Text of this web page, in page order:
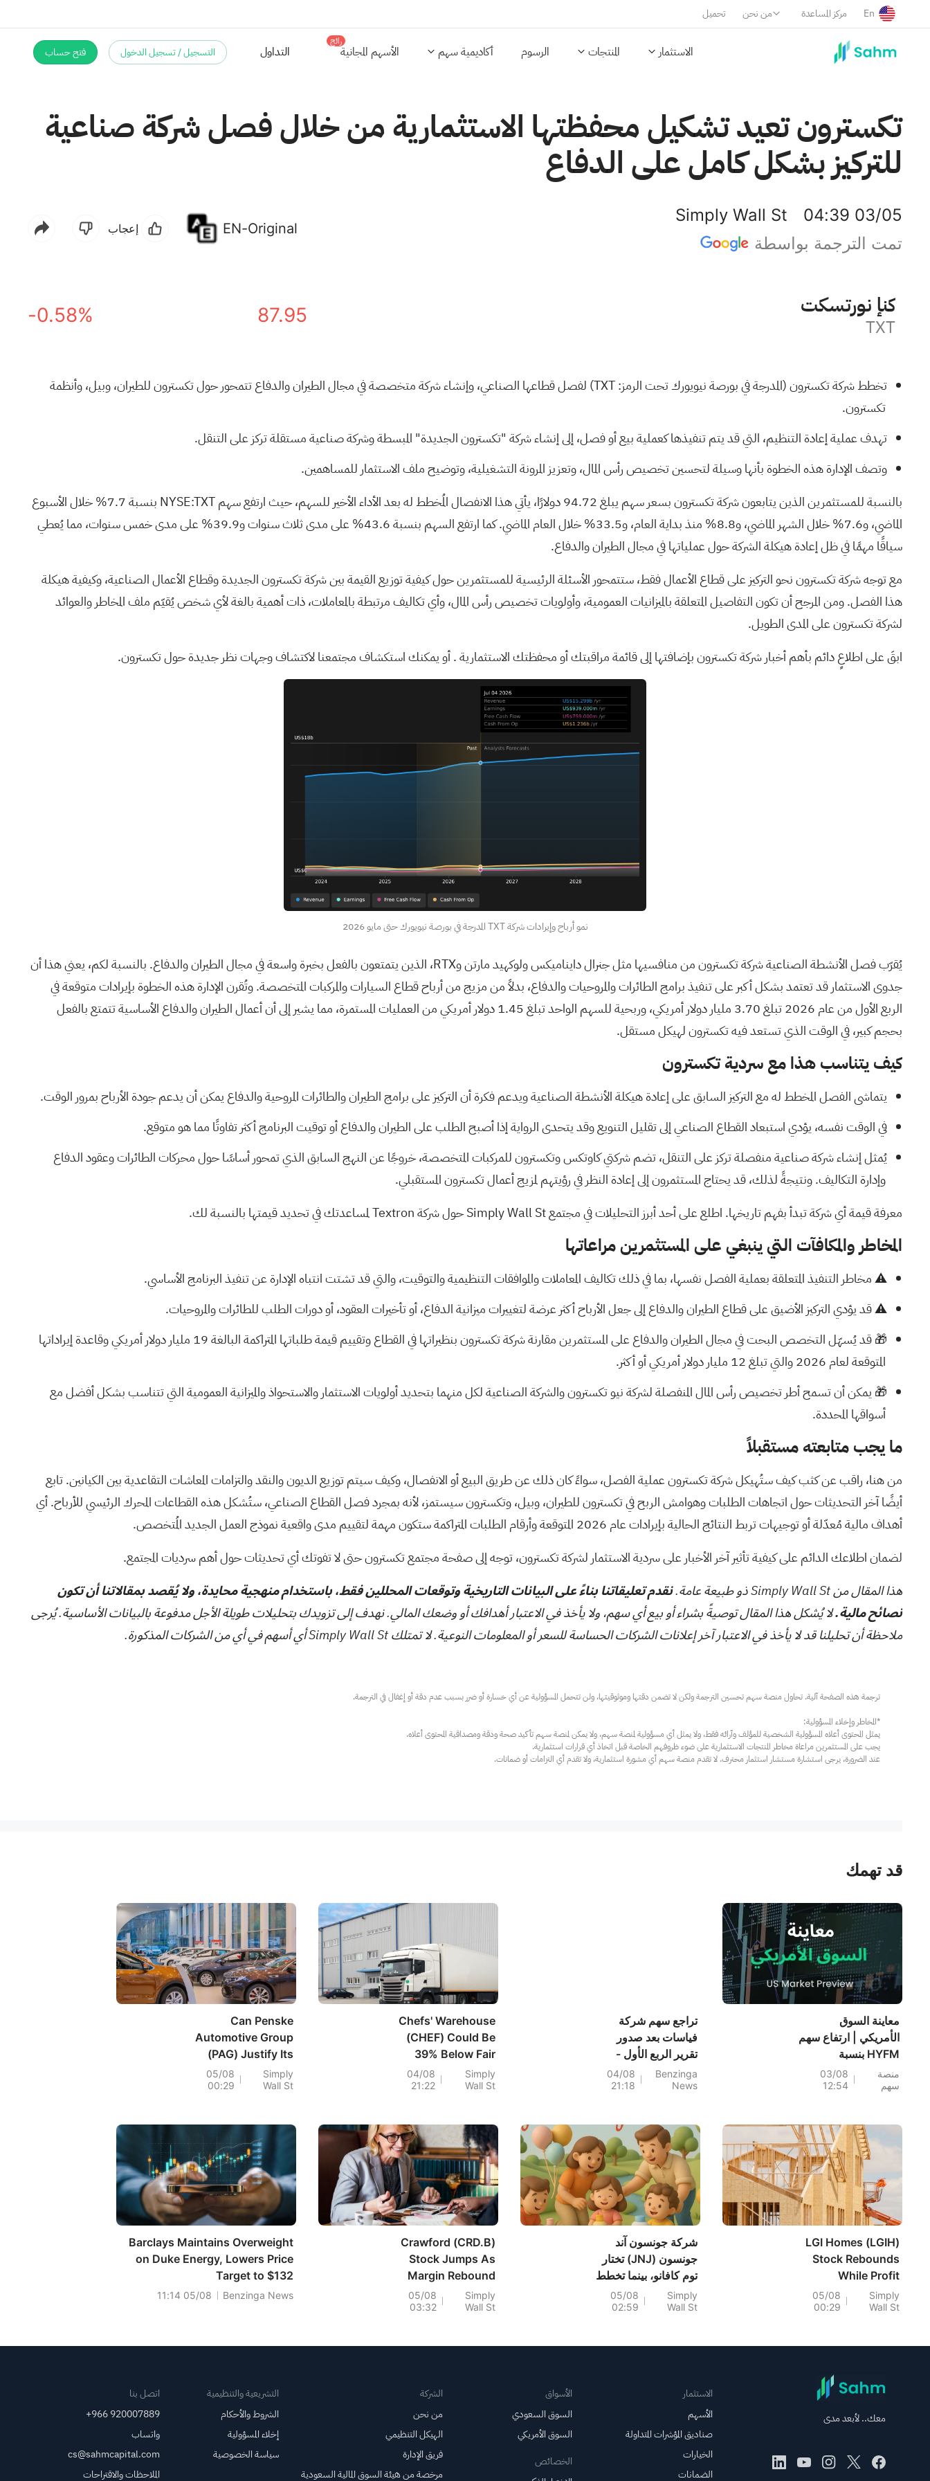
تحميل من نحن مركز المساعدة En
الاستثمار المنتجات الرسوم أكاديمية سهم الأسهم المجانية
رائج
التسجيل / تسجيل الدخول فتح حساب
تكسترون تعيد تشكيل محفظتها الاستثمارية من خلال فصل شركة صناعية
للتركيز بشكل كامل على الدفاع
Simply Wall St
04:39 03/05
تمت الترجمة بواسطة
EN-Original إعجاب
تكسترون إنك
TXT
87.95
-0.58%
تخطط شركة تكسترون (المدرجة في بورصة نيويورك تحت الرمز: TXT) لفصل قطاعها الصناعي، وإنشاء شركة متخصصة في مجال الطيران والدفاع تتمحور حول تكسترون للطيران، وبيل، وأنظمة
تكسترون.
تهدف عملية إعادة التنظيم، التي قد يتم تنفيذها كعملية بيع أو فصل، إلى إنشاء شركة "تكسترون الجديدة" المبسطة وشركة صناعية مستقلة تركز على التنقل.
وتصف الإدارة هذه الخطوة بأنها وسيلة لتحسين تخصيص رأس المال، وتعزيز المرونة التشغيلية، وتوضيح ملف الاستثمار للمساهمين.
بالنسبة للمستثمرين الذين يتابعون شركة تكسترون بسعر سهم يبلغ 94.72 دولارًا، يأتي هذا الانفصال المُخطط له بعد الأداء الأخير للسهم، حيث ارتفع سهم NYSE:TXT بنسبة 7.7% خلال الأسبوع
الماضي، و7.6% خلال الشهر الماضي، و8.8% منذ بداية العام، و33.5% خلال العام الماضي. كما ارتفع السهم بنسبة 43.6% على مدى ثلاث سنوات و39.9% على مدى خمس سنوات، مما يُعطي
سياقًا مهمًا في ظل إعادة هيكلة الشركة حول عملياتها في مجال الطيران والدفاع.
مع توجه شركة تكسترون نحو التركيز على قطاع الأعمال فقط، ستتمحور الأسئلة الرئيسية للمستثمرين حول كيفية توزيع القيمة بين شركة تكسترون الجديدة وقطاع الأعمال الصناعية، وكيفية هيكلة
هذا الفصل. ومن المرجح أن تكون التفاصيل المتعلقة بالميزانيات العمومية، وأولويات تخصيص رأس المال، وأي تكاليف مرتبطة بالمعاملات، ذات أهمية بالغة لأي شخص يُقيّم ملف المخاطر والعوائد
لشركة تكسترون على المدى الطويل.
ابقَ على اطلاعٍ دائم بأهم أخبار شركةتكسترونبإضافتها إلىقائمة مراقبتكأومحفظتك الاستثمارية. أو يمكنك استكشافمجتمعنالاكتشاف وجهات نظر جديدة حول تكسترون.
نمو أرباح وإيرادات شركة TXT المدرجة في بورصة نيويورك حتى مايو 2026
يُقرّب فصل الأنشطة الصناعية شركة تكسترون من منافسيها مثل جنرال دايناميكس ولوكهيد مارتن وRTX، الذين يتمتعون بالفعل بخبرة واسعة في مجال الطيران والدفاع. بالنسبة لكم، يعني هذا أن
جدوى الاستثمار قد تعتمد بشكل أكبر على تنفيذ برامج الطائرات والمروحيات والدفاع، بدلاً من مزيج من أرباح قطاع السيارات والمركبات المتخصصة. وتُقرن الإدارة هذه الخطوة بإيرادات متوقعة في
الربع الأول من عام 2026 تبلغ 3.70 مليار دولار أمريكي، وربحية للسهم الواحد تبلغ 1.45 دولار أمريكي من العمليات المستمرة، مما يشير إلى أن أعمال الطيران والدفاع الأساسية تتمتع بالفعل
بحجم كبير، في الوقت الذي تستعد فيه تكسترون لهيكل مستقل.
كيف يتناسب هذا مع سردية تكسترون
يتماشى الفصل المخطط له مع التركيز السابق على إعادة هيكلة الأنشطة الصناعية ويدعم فكرة أن التركيز على برامج الطيران والطائرات المروحية والدفاع يمكن أن يدعم جودة الأرباح بمرور الوقت.
في الوقت نفسه، يؤدي استبعاد القطاع الصناعي إلى تقليل التنويع وقد يتحدى الرواية إذا أصبح الطلب على الطيران والدفاع أو توقيت البرنامج أكثر تفاوتًا مما هو متوقع.
يُمثل إنشاء شركة صناعية منفصلة تركز على التنقل، تضم شركتي كاوتكس وتكسترون للمركبات المتخصصة، خروجًا عن النهج السابق الذي تمحور أساسًا حول محركات الطائرات وعقود الدفاع
وإدارة التكاليف. ونتيجةً لذلك، قد يحتاج المستثمرون إلى إعادة النظر في رؤيتهم لمزيج أعمال تكسترون المستقبلي.
معرفة قيمة أي شركة تبدأ بفهم تاريخها. اطلع على أحد أبرز التحليلات في مجتمع Simply Wall St حول شركة Textron لمساعدتك في تحديد قيمتها بالنسبة لك.
المخاطر والمكافآت التي ينبغي على المستثمرين مراعاتها
⚠️ مخاطر التنفيذ المتعلقة بعملية الفصل نفسها، بما في ذلك تكاليف المعاملات والموافقات التنظيمية والتوقيت، والتي قد تشتت انتباه الإدارة عن تنفيذ البرنامج الأساسي.
⚠️ قد يؤدي التركيز الأضيق على قطاع الطيران والدفاع إلى جعل الأرباح أكثر عرضة لتغييرات ميزانية الدفاع، أو تأخيرات العقود، أو دورات الطلب للطائرات والمروحيات.
🎁 قد يُسهّل التخصص البحت في مجال الطيران والدفاع على المستثمرين مقارنة شركة تكسترون بنظيراتها في القطاع وتقييم قيمة طلباتها المتراكمة البالغة 19 مليار دولار أمريكي وقاعدة إيراداتها
المتوقعة لعام 2026 والتي تبلغ 12 مليار دولار أمريكي أو أكثر.
🎁 يمكن أن تسمح أطر تخصيص رأس المال المنفصلة لشركة نيو تكسترون والشركة الصناعية لكل منهما بتحديد أولويات الاستثمار والاستحواذ والميزانية العمومية التي تتناسب بشكل أفضل مع
أسواقها المحددة.
ما يجب متابعته مستقبلاً
من هنا، راقب عن كثب كيف ستُهيكل شركة تكسترون عملية الفصل، سواءً كان ذلك عن طريق البيع أو الانفصال، وكيف سيتم توزيع الديون والنقد والتزامات المعاشات التقاعدية بين الكيانين. تابع
أيضًا آخر التحديثات حول اتجاهات الطلبات وهوامش الربح في تكسترون للطيران، وبيل، وتكسترون سيستمز، لأنه بمجرد فصل القطاع الصناعي، ستُشكل هذه القطاعات المحرك الرئيسي للأرباح. أي
أهداف مالية مُعدّلة أو توجيهات تربط النتائج الحالية بإيرادات عام 2026 المتوقعة وأرقام الطلبات المتراكمة ستكون مهمة لتقييم مدى واقعية نموذج العمل الجديد المُتخصص.
لضمان اطلاعك الدائم على كيفية تأثير آخر الأخبار على سردية الاستثمار لشركة تكسترون، توجه إلىصفحة مجتمع تكسترونحتى لا تفوتك أي تحديثات حول أهم سرديات المجتمع.
هذا المقال من Simply Wall St ذو طبيعة عامة.
نقدم تعليقاتنا بناءً على البيانات التاريخية وتوقعات المحللين فقط، باستخدام منهجية محايدة، ولا يُقصد بمقالاتنا أن تكون
نصائح مالية.لا يُشكل هذا المقال توصيةً بشراء أو بيع أي سهم، ولا يأخذ في الاعتبار أهدافك أو وضعك المالي. نهدف إلى تزويدك بتحليلات طويلة الأجل مدفوعة بالبيانات الأساسية. يُرجى
ملاحظة أن تحليلنا قد لا يأخذ في الاعتبار آخر إعلانات الشركات الحساسة للسعر أو المعلومات النوعية. لا تمتلك Simply Wall St أي أسهم في أي من الشركات المذكورة.
عند الضرورة، يرجى استشارة مستشار استثمار محترف. لا تقدم منصة سهم أي مشورة استثمارية، ولا تقدم أي التزامات أو ضمانات.
قد تهمك
معاينة السوق
الأمريكي | ارتفاع سهم
HYFM بنسبة
525.9%؛ تدخل
الولايات المتحدة
الفيدرالي: تباطؤ
التضخم؛ أرباح بالانتير
بعد الإغلاق
منصة
سهم
03/08
12:54
تراجع سهم شركة
فياسات بعد صدور
تقرير الربع الأول -
إليكم السبب
Benzinga
News
04/08
21:18
Chefs' Warehouse
(CHEF) Could Be
39% Below Fair
Value After Strong
Earnings Guidance
Simply
Wall St
04/08
21:22
Can Penske
Automotive Group
(PAG) Justify Its
Price On Mixed
Earnings And
Simply
Wall St
05/08
00:29
LGI Homes (LGIH)
Stock Rebounds
While Profit
Margins Stay
Compressed
Simply
Wall St
05/08
00:29
شركة جونسون آند
جونسون (JNJ) تختار
توم كافانو، بينما تخطط
جينيفر تاوبرت للتقاعد
في عام 2026.
Simply
Wall St
05/08
02:59
Crawford (CRD.B)
Stock Jumps As
Margin Rebound
Lifts Profit Outlook
Simply
Wall St
05/08
03:32
Barclays Maintains Overweight
on Duke Energy, Lowers Price
Target to $132
Benzinga News
05/08 11:14
معك.. لأبعد مدى
الاستثمار
الأسهم
صناديق المؤشرات المتداولة
الخيارات
الضمانات
الأسواق
السوق السعودي
السوق الأمريكي
الخصائص
الشركة
من نحن
الهيكل التنظيمي
فريق الإدارة
مرخصة من هيئة السوق المالية السعودية
التشريعية والتنظيمية
الشروط والأحكام
إخلاء المسؤولية
سياسة الخصوصية
اتصل بنا
+966 920007889
واتساب
cs@sahmcapital.com
الملاحظات والاقتراحات